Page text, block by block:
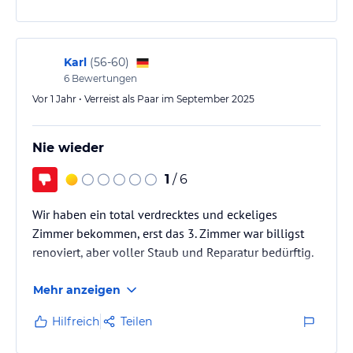
ohne Gewähr und ohne Prüfung durch HolidayCheck. Bitte
lies vor der Buchung die verbindlichen Angebotsdetailsdes
jeweiligen Veranstalters.
Bekamen nach Reklamation ein anderes, größeres.
Nach 2 Tagen Heizung ausgefallen - erst 2 weitere
Tage später repariert.
Beim Frühstück die Kaffee-Maschiene…
Karl (56-60)
6 Bewertungen
Vor 1 Jahr • Verreist als Paar im September 2025
Nie wieder
1 / 6
Wir haben ein total verdrecktes und eckeliges
Zimmer bekommen, erst das 3. Zimmer war billigst
renoviert, aber voller Staub und Reparatur bedürftig.
Mehr anzeigen
Hilfreich Teilen